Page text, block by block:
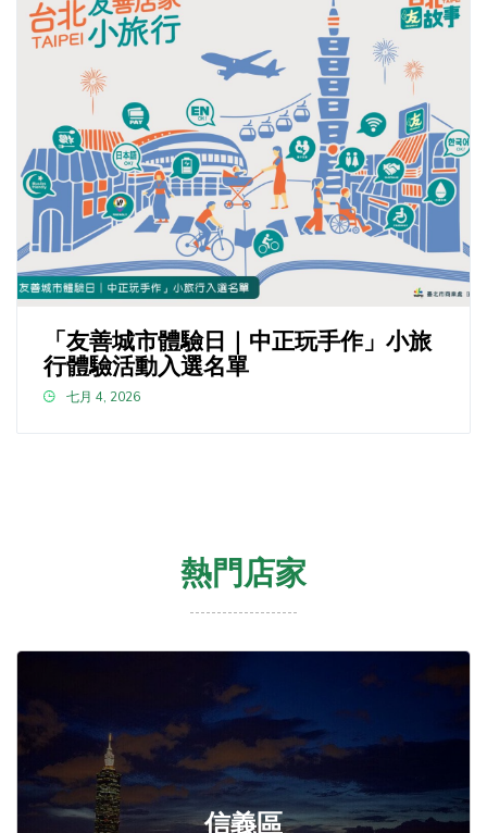
「友善城市體驗日｜中正玩手作」小旅
行體驗活動入選名單
七月 4, 2026
熱門店家
信義區